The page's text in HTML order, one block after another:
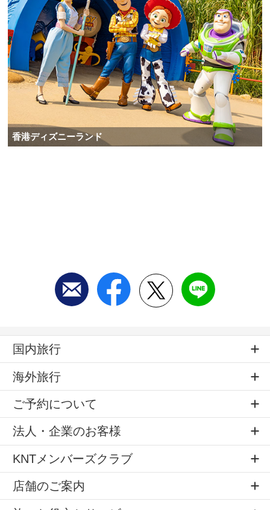
香港ディズニーランド
国内旅行
海外旅行
ご予約について
法人・企業のお客様
KNTメンバーズクラブ
店舗のご案内